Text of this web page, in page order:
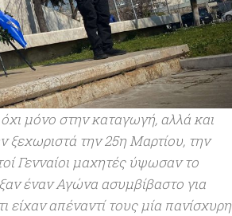
μόνο στην καταγωγή, αλλά και
ξεχωριστά την 25η Μαρτίου, την
Γενναίοι μαχητές ύψωσαν το
έναν Αγώνα ασυμβίβαστο για
είχαν απέναντί τους μία πανίσχυρη